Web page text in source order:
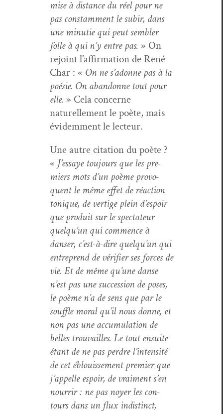
mise à dis­tance du réel pour ne
pas con­stam­ment le subir, dans
une minu­tie qui peut sem­bler
folle à qui n’y entre pas. » On
rejoint l’affirmation de René
Char : « On ne s’adonne pas à la
poésie. On aban­donne tout pour
elle. » Cela con­cerne
naturelle­ment le poète, mais
évidem­ment le lecteur.
Une autre cita­tion du poète ?
« J’essaye tou­jours que les pre­
miers mots d’un poème provo­
quent le même effet de réac­tion
tonique, de ver­tige plein d’espoir
que pro­duit sur le spec­ta­teur
quelqu’un qui com­mence à
danser, c’est-à-dire quelqu’un qui
entre­prend de véri­fi­er ses forces de
vie. Et de même qu’une danse
n’est pas une suc­ces­sion de pos­es,
le poème n’a de sens que par le
souf­fle moral qu’il nous donne, et
non pas une accu­mu­la­tion de
belles trou­vailles. Le tout ensuite
étant de ne pas per­dre l’intensité
de cet éblouisse­ment pre­mier que
j’appelle espoir, de vrai­ment s’en
nour­rir : ne pas noy­er les con­
tours dans un flux indis­tinct,